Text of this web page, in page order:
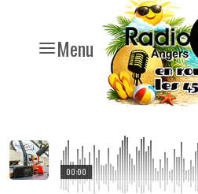
Menu
00:00